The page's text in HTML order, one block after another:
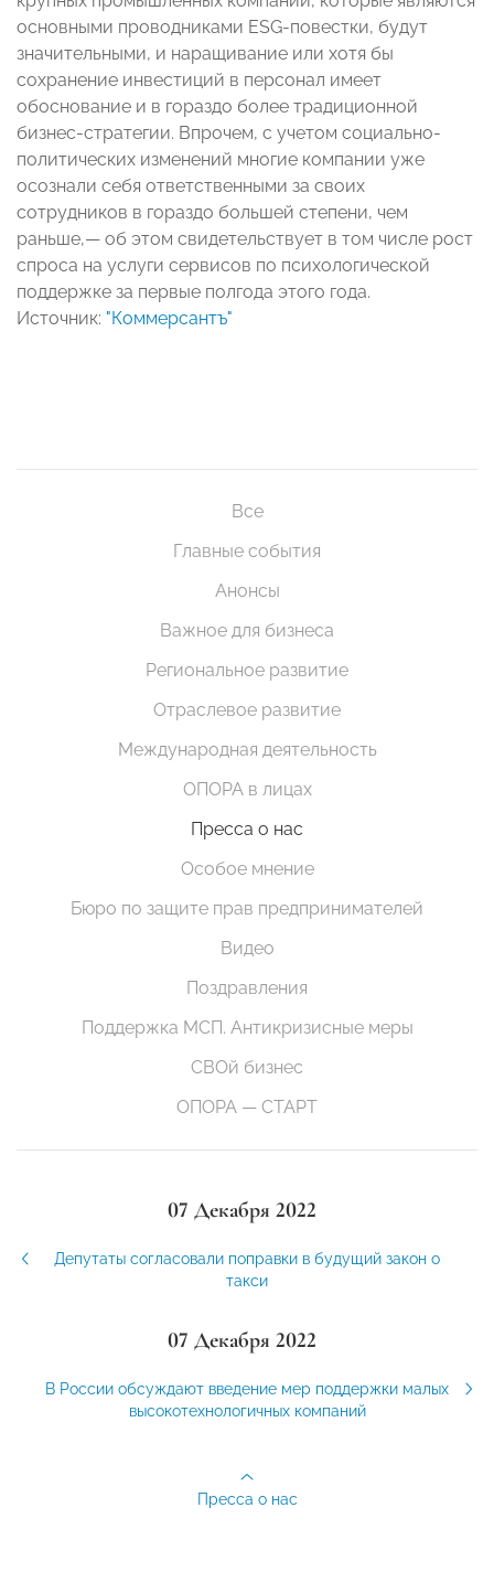
основными проводниками ESG-повестки, будут
значительными, и наращивание или хотя бы
сохранение инвестиций в персонал имеет
обоснование и в гораздо более традиционной
бизнес-стратегии. Впрочем, с учетом социально-
политических изменений многие компании уже
осознали себя ответственными за своих
сотрудников в гораздо большей степени, чем
раньше,— об этом свидетельствует в том числе рост
спроса на услуги сервисов по психологической
поддержке за первые полгода этого года.
Источник: "Коммерсантъ"
Все
Главные события
Анонсы
Важное для бизнеса
Региональное развитие
Отраслевое развитие
Международная деятельность
ОПОРА в лицах
Пресса о нас
Особое мнение
Бюро по защите прав предпринимателей
Видео
Поздравления
Поддержка МСП. Антикризисные меры
СВОй бизнес
ОПОРА — СТАРТ
07 Декабря 2022
Депутаты согласовали поправки в будущий закон о
такси
07 Декабря 2022
В России обсуждают введение мер поддержки малых
высокотехнологичных компаний
Пресса о нас